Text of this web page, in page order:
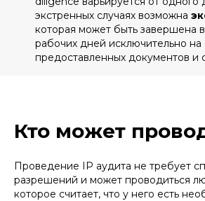
экстренных случаях возможна
которая может быть завершена
рабочих дней исключительно на
предоставленных документов и
Кто может
Проведение IP аудита не требует
разрешений и может проводиться
которое считает, что у него есть